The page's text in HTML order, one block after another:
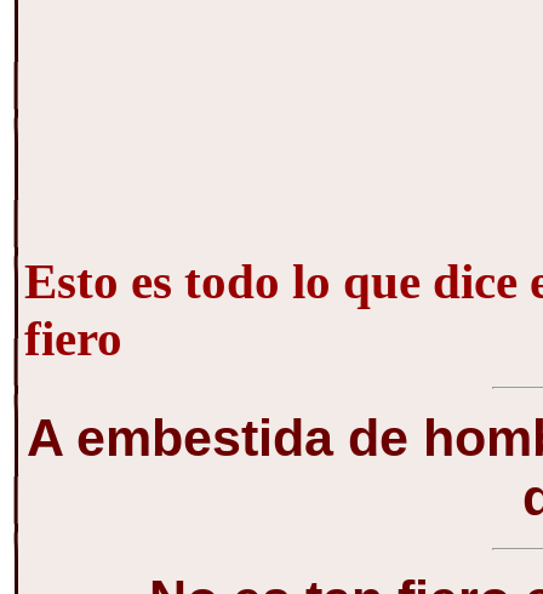
Esto es todo lo que
fiero
A embestida de